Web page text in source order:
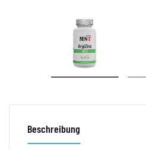
Beschreibung